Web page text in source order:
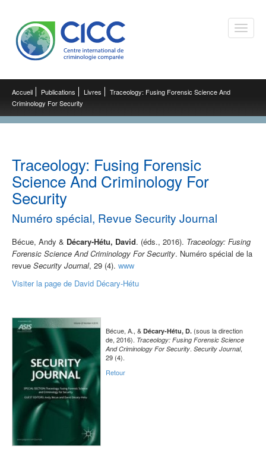
Toggle
Accueil Publications Livres
Traceology: Fusing Forensic Science And
Criminology For Security
Traceology: Fusing Forensic
Science And Criminology For
Security
Numéro spécial, Revue Security Journal
Bécue, Andy & Décary-Hétu, David. (éds., 2016). Traceology: Fusing
Forensic Science And Criminology For Security. Numéro spécial de la
revue Security Journal, 29 (4). www
Visiter la page de David Décary-Hétu
Bécue, A., & Décary-Hétu, D. (sous la direction
de, 2016). Traceology: Fusing Forensic Science
And Criminology For Security. Security Journal,
29 (4).
Retour